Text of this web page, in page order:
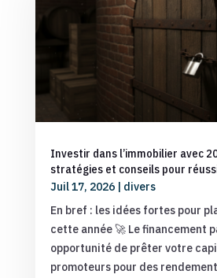
Investir dans l’immobilier avec
stratégies et conseils pour
Juil 17, 2026| divers
En bref : les idées fortes pour
cette année 🚀 Le financement
opportunité de prêter votre
promoteurs pour des